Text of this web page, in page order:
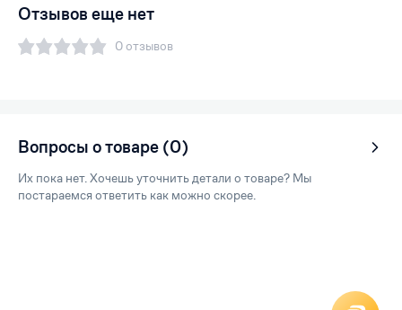
Отзывов еще нет
0 отзывов
Вопросы о товаре (0)
Их пока нет. Хочешь уточнить детали о товаре? Мы
постараемся ответить как можно скорее.